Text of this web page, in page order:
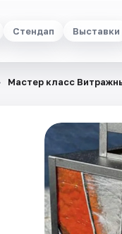
Стендап Выставки
Мастер класс